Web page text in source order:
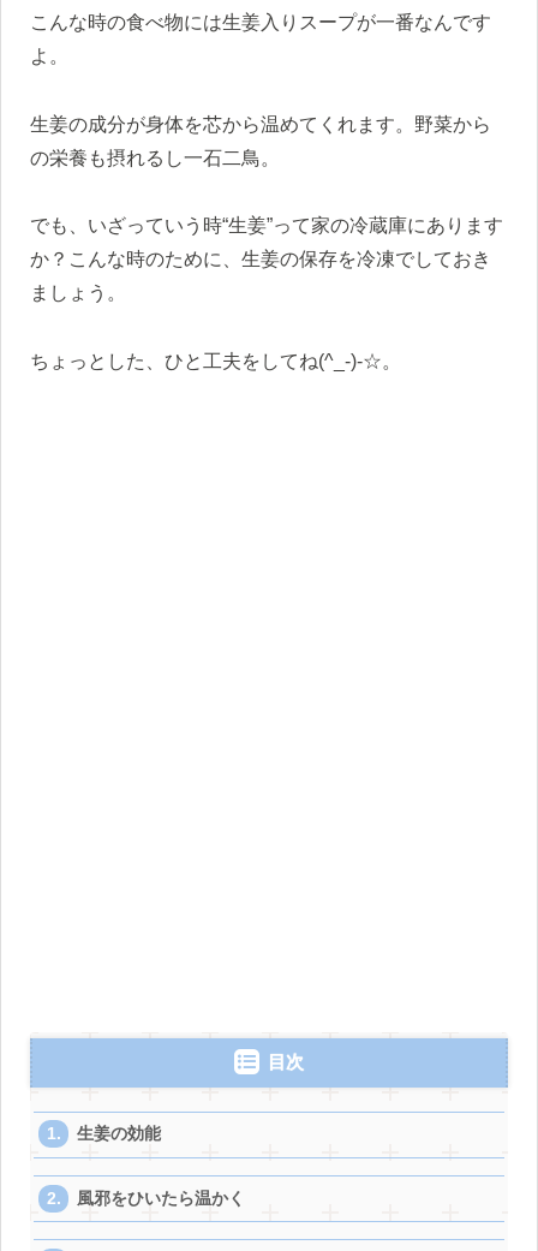
こんな時の食べ物には生姜入りスープが一番なんです
よ。
生姜の成分が身体を芯から温めてくれます。野菜から
の栄養も摂れるし一石二鳥。
でも、いざっていう時“生姜”って家の冷蔵庫にあります
か？こんな時のために、生姜の保存を冷凍でしておき
ましょう。
ちょっとした、ひと工夫をしてね(^_-)-☆。
目次
生姜の効能
風邪をひいたら温かく